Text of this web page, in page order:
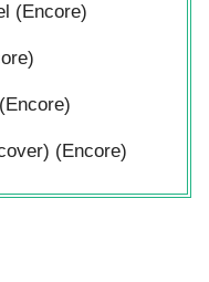
(Encore)
(Encore)